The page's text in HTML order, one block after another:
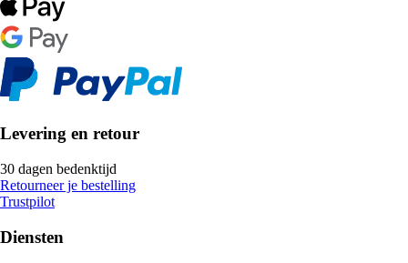
Levering en retour
30 dagen bedenktijd
Retourneer je bestelling
Trustpilot
Diensten